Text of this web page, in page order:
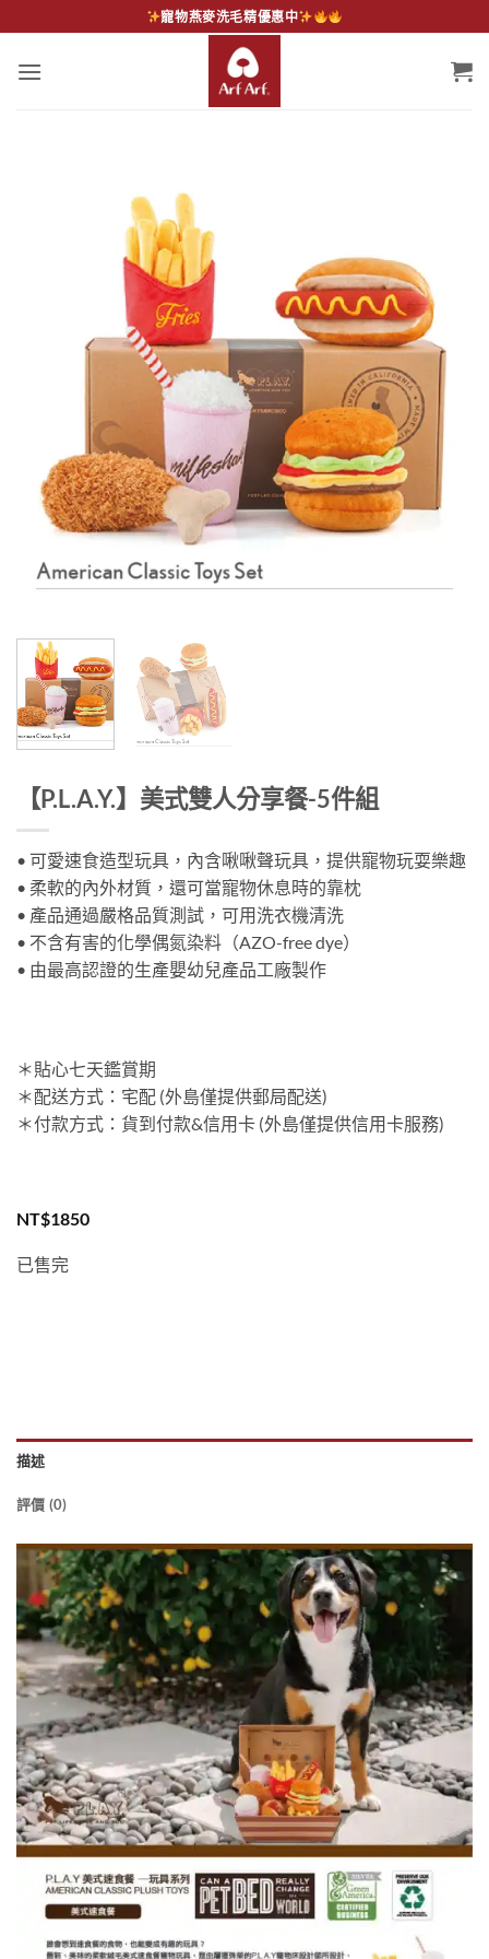
to
content
寵物燕麥洗毛精優惠中
【P.L.A.Y.】美式雙人分享餐-5件組
• 可愛速食造型玩具，內含啾啾聲玩具，提供寵物玩耍樂趣
• 柔軟的內外材質，還可當寵物休息時的靠枕
• 產品通過嚴格品質測試，可用洗衣機清洗
• 不含有害的化學偶氮染料（AZO-free dye）
• 由最高認證的生產嬰幼兒產品工廠製作
＊貼心七天鑑賞期
＊配送方式：宅配 (外島僅提供郵局配送)
＊付款方式：貨到付款&信用卡 (外島僅提供信用卡服務)
NT$1850
已售完
描述
評價 (0)